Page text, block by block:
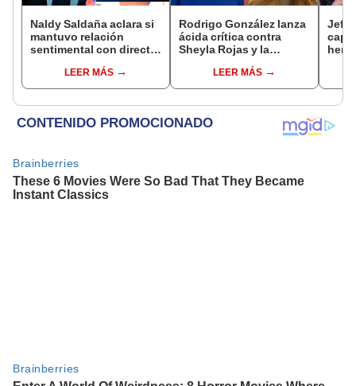
Naldy Saldaña aclara si
mantuvo relación
sentimental con director
denunciarlo por
tocamientos: “Me
LEER MÁS
Rodrigo González lanza
ácida crítica contra
Sheyla Rojas y la
relación con su hijo: "Te
has dedicado a buscar
LEER MÁS